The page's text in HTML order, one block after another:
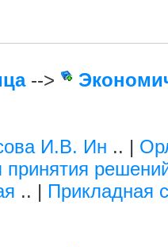
-->
И.В. Ин .. |
принятия
.. | Прикладная